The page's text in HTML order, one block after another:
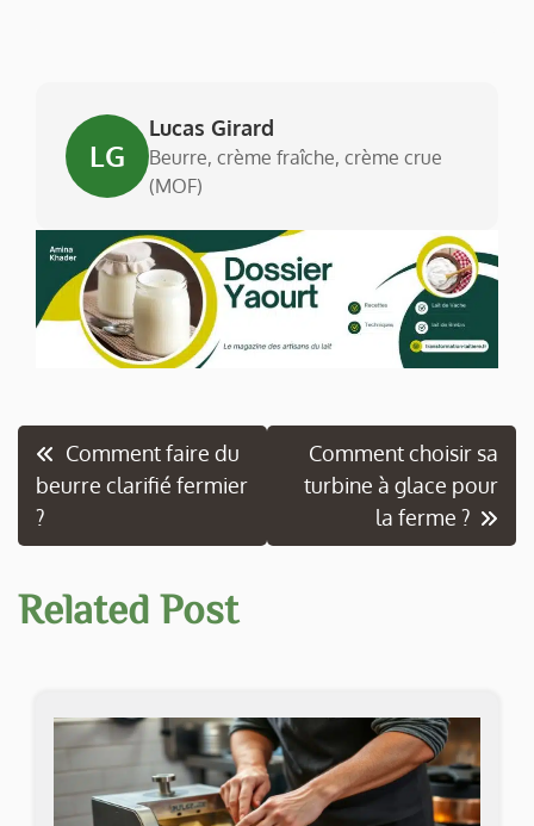
LG
Lucas Girard
Beurre, crème fraîche, crème crue
(MOF)
Navigation
de
l’article
Comment faire du
beurre clarifié fermier
?
Comment choisir sa
turbine à glace pour
la ferme ?
Related Post